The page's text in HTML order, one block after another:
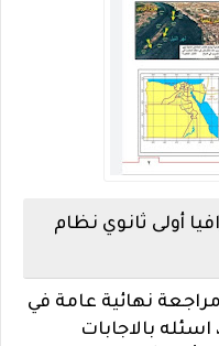
أولى ثانوي نظام
نهائية عامة في
بالاجابات